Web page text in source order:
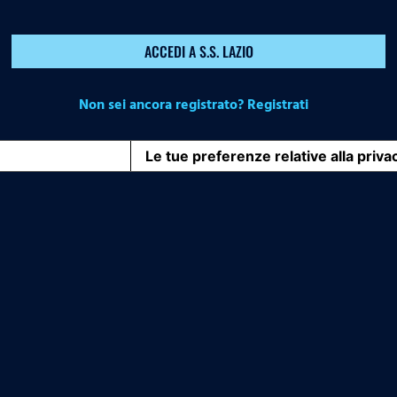
ACCEDI A S.S. LAZIO
Non sei ancora registrato? Registrati
Le tue preferenze relative alla